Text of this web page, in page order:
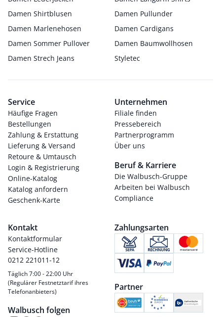
Damen Shirtblusen
Damen Pullunder
Damen Marlenehosen
Damen Cardigans
Damen Sommer Pullover
Damen Baumwollhosen
Damen Strech Jeans
Styletec
Service
Häufige Fragen
Bestellungen
Zahlung & Erstattung
Lieferung & Versand
Retoure & Umtausch
Login & Registrierung
Online-Katalog
Katalog anfordern
Geschenk-Karte
Unternehmen
Filiale finden
Pressebereich
Partnerprogramm
Über uns
Beruf & Karriere
Die Walbusch-Gruppe
Arbeiten bei Walbusch
Compliance
Kontakt
Kontaktformular
Service-Hotline
0212 221011-12
Täglich 7:00 - 22:00 Uhr
(Regulärer Festnetztarif ihres
Telefonanbieters)
Walbusch folgen
Zahlungsarten
Partner